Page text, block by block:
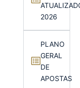
2026
PLANO
GERAL
DE
APOSTAS